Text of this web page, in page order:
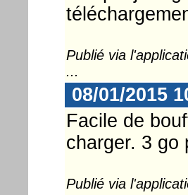
Publié via
...
08/01/2015
Facile de
charger. 3 go
Publié via